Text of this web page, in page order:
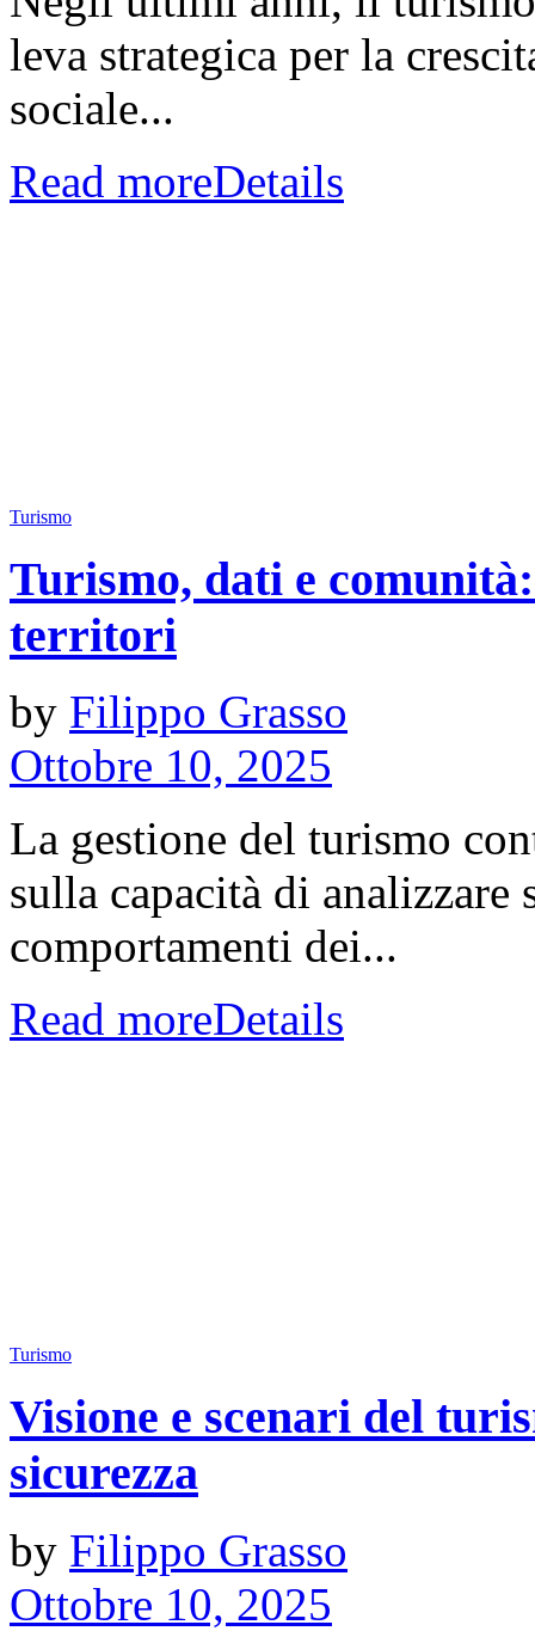
leva strategica per la
sociale...
Read moreDetails
Turismo
Turismo, dati e
territori
by Filippo Grasso
Ottobre 10, 2025
La gestione del turismo
sulla capacità di analizzare
comportamenti dei...
Read moreDetails
Turismo
Visione e scenari del
sicurezza
by Filippo Grasso
Ottobre 10, 2025